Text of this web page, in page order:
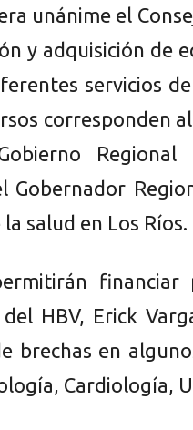
unánime el
y adquisición de
servicios
corresponden
Gobernador
salud en Los Ríos.
financiar
HBV, Erick
brechas en
Cardiología,